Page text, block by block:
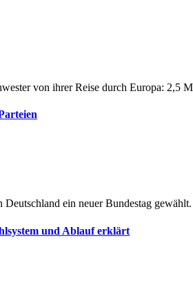
von ihrer Reise durch Europa: 2,5
ein neuer Bundestag
und Ablauf erklärt